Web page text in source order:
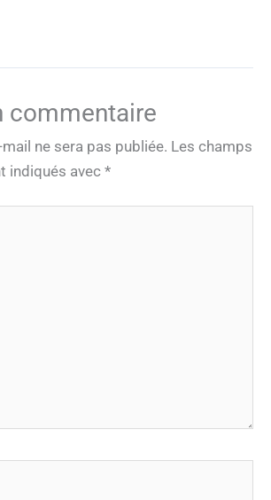
commentaire
ne sera pas publiée. Les champs
indiqués avec *